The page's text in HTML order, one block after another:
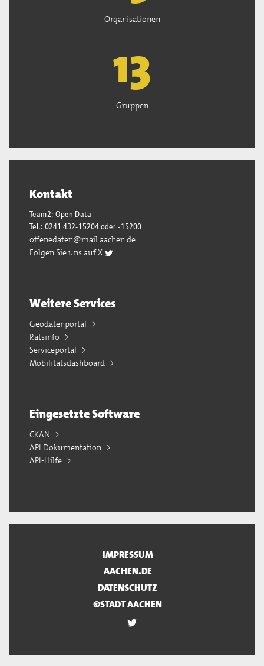
Organisationen
13
Gruppen
Kontakt
Team2: Open Data
Tel.: 0241 432-15204 oder -15200
offenedaten@mail.aachen.de
Folgen Sie uns auf X
Weitere Services
Geodatenportal
Ratsinfo
Serviceportal
Mobilitätsdashboard
Eingesetzte Software
CKAN
API Dokumentation
API-Hilfe
IMPRESSUM
AACHEN.DE
DATENSCHUTZ
©STADT AACHEN